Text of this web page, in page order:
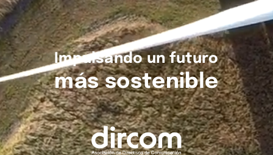
Impulsando un futuro
más sostenible